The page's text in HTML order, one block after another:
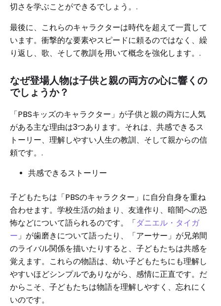
切さを学ぶことができるでしょう。.
最後に、これらのキャラクターは時代を超えて一貫して
います。衝撃的な要素やスピードに頼るのではなく、繰
り返し、歌、そして教訓を用いて概念を強化します。.
なぜ登場人物は子供と親の両方の心に響くの
でしょうか？
「PBSキッズのキャラクター」が子供と親の両方に人気
がある主な理由は3つあります。それは、共感できるス
トーリー、理解しやすい人生の教訓、そして親からの信
頼です。.
共感できるストーリー
子どもたちは「PBSのキャラクター」に自分自身を重ね
合わせます。学校生活の始まり、友達作り、暗闇への恐
怖などについて語られるのです。「ダニエル・タイガ
ー」が歯磨きについて語ったり、「アーサー」が兄弟間
のライバル関係を描いたりすると、子どもたちは共感を
覚えます。これらの物語は、幼い子どもたちにも理解し
やすいほどシンプルでありながら、感情に正直です。だ
からこそ、子どもたちは物語を理解しやすく、忘れにく
いのです。